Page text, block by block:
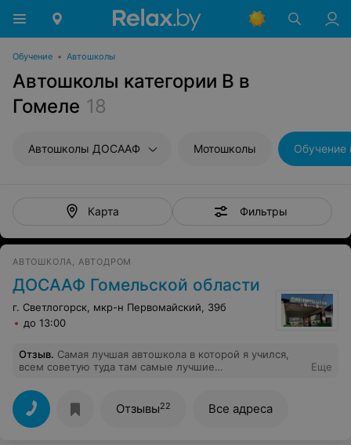
Обучение • Автошколы
Автошколы категории B в
Гомеле 18
Автошколы ДОСААФ Мотошколы Обучение
Карта Фильтры
АВТОШКОЛА, АВТОДРОМ
ДОСААФ Гомельской области
г. Светлогорск, мкр-н Первомайский, 39б
до 13:00
Отзыв. Самая лучшая автошкола в которой я учился,
всем советую туда там самые лучшие
Александровна а инструктора самые лучшие покажут
все ваши ошибки и скажут как лучше сделать всем
советую учиться тут
Еще
Отзывы22 Все адреса